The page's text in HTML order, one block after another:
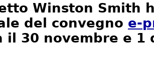
Winston Smith
del convegno e-
il 30 novembre e 1